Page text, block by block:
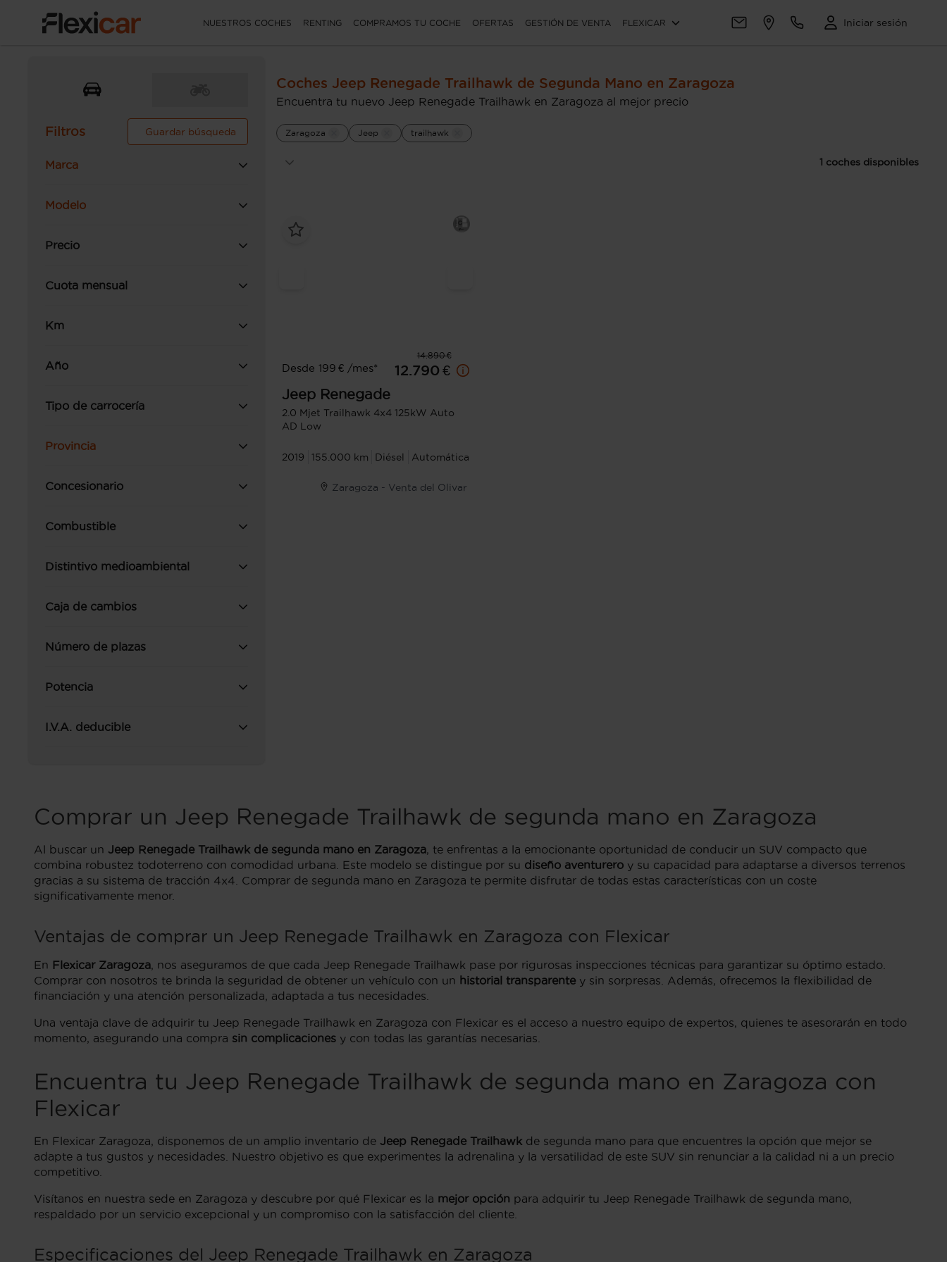
NUESTROS COCHES RENTING COMPRAMOS TU COCHE OFERTAS GESTIÓN DE VENTA FLEXICAR Iniciar sesión
Filtros Guardar búsqueda
Marca
Modelo
Precio
Cuota mensual
Km
Año
Tipo de carrocería
Provincia
Concesionario
Combustible
Distintivo medioambiental
Caja de cambios
Número de plazas
Potencia
I.V.A. deducible
Coches Jeep Renegade Trailhawk de Segunda Mano en Zaragoza
Encuentra tu nuevo Jeep Renegade Trailhawk en Zaragoza al mejor precio
Zaragoza Jeep trailhawk
1 coches disponibles
14.890 €
Desde 199 € /mes*
12.790 €
Jeep Renegade
2.0 Mjet Trailhawk 4x4 125kW Auto
AD Low
2019 155.000 km Diésel Automática
Zaragoza - Venta del Olivar
Comprar un Jeep Renegade Trailhawk de segunda mano en Zaragoza
Al buscar un Jeep Renegade Trailhawk de segunda mano en Zaragoza, te enfrentas a la emocionante oportunidad de conducir un SUV compacto que
combina robustez todoterreno con comodidad urbana. Este modelo se distingue por su diseño aventurero y su capacidad para adaptarse a diversos terrenos
gracias a su sistema de tracción 4x4. Comprar de segunda mano en Zaragoza te permite disfrutar de todas estas características con un coste
significativamente menor.
Ventajas de comprar un Jeep Renegade Trailhawk en Zaragoza con Flexicar
En Flexicar Zaragoza, nos aseguramos de que cada Jeep Renegade Trailhawk pase por rigurosas inspecciones técnicas para garantizar su óptimo estado.
Comprar con nosotros te brinda la seguridad de obtener un vehículo con un historial transparente y sin sorpresas. Además, ofrecemos la flexibilidad de
financiación y una atención personalizada, adaptada a tus necesidades.
Una ventaja clave de adquirir tu Jeep Renegade Trailhawk en Zaragoza con Flexicar es el acceso a nuestro equipo de expertos, quienes te asesorarán en todo
momento, asegurando una compra sin complicaciones y con todas las garantías necesarias.
Encuentra tu Jeep Renegade Trailhawk de segunda mano en Zaragoza con
Flexicar
En Flexicar Zaragoza, disponemos de un amplio inventario de Jeep Renegade Trailhawk de segunda mano para que encuentres la opción que mejor se
adapte a tus gustos y necesidades. Nuestro objetivo es que experimentes la adrenalina y la versatilidad de este SUV sin renunciar a la calidad ni a un precio
competitivo.
Visítanos en nuestra sede en Zaragoza y descubre por qué Flexicar es la mejor opción para adquirir tu Jeep Renegade Trailhawk de segunda mano,
respaldado por un servicio excepcional y un compromiso con la satisfacción del cliente.
Especificaciones del Jeep Renegade Trailhawk en Zaragoza